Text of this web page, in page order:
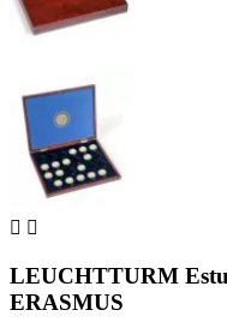
 
LEUCHTTURM
ERASMUS